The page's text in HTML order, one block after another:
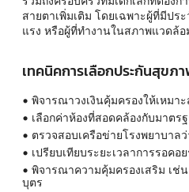
สายตาเพิ่มเติม โดยเฉพาะผู้ที่มีปร
แรง หรือผู้ที่ทำงานในสภาพแวดล้อ
เทคนิคการเลือกประกันสุขภ
• พิจารณาวงเงินคุ้มครองให้เหมา
• เลือกค่าห้องที่สอดคล้องกับมาตร
• ตรวจสอบเครือข่ายโรงพยาบา
• เปรียบเทียบระยะเวลาการรอคอ
• พิจารณาความคุ้มครองเสริม เช่
บุตร